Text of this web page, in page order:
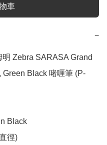
車
−
Zebra SARASA Grand
Black 啫喱筆 (P-
Black
徑)